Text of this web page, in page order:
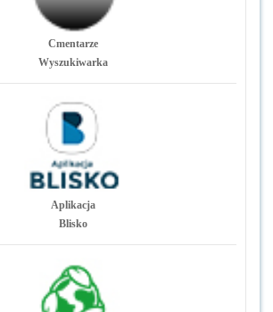
Cmentarze
Wyszukiwarka
Aplikacja
Blisko